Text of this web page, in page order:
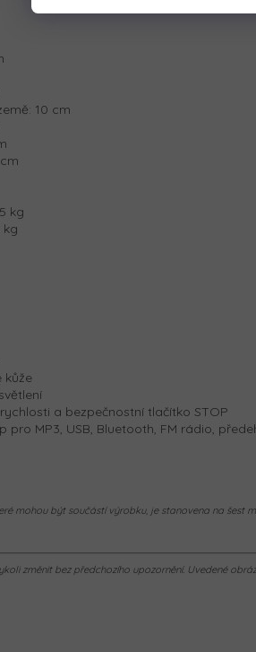
10 cm
kg
kg
kůže
a bezpečnostní tlačítko STOP
pro MP3, USB, Bluetooth, FM rádio,
mohou být součástí výrobku, je stanovena na šest
změnit bez předchozího upozornění. Uvedené